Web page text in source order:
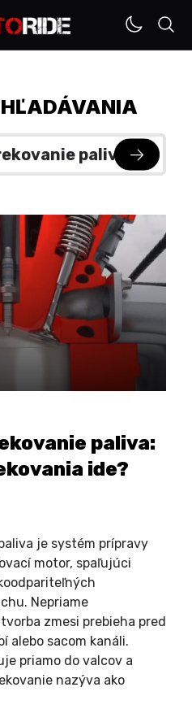
paliva:
ide?
je systém prípravy
motor, spaľujúci
Nepriame
zmesi prebieha pred
alebo sacom kanáli.
priamo do valcov a
nazýva ako